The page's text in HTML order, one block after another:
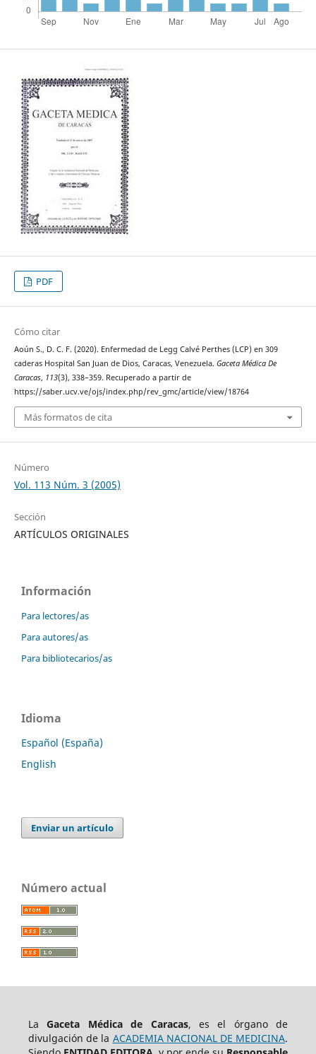
PDF
Cómo citar
Aoún S., D. C. F. (2020). Enfermedad de Legg Calvé Perthes (LCP) en 309
caderas Hospital San Juan de Dios, Caracas, Venezuela. Gaceta Médica De
Caracas, 113(3), 338–359. Recuperado a partir de
https://saber.ucv.ve/ojs/index.php/rev_gmc/article/view/18764
Más formatos de cita
Número
Vol. 113 Núm. 3 (2005)
Sección
ARTÍCULOS ORIGINALES
Información
Para lectores/as
Para autores/as
Para bibliotecarios/as
Idioma
Español (España)
English
Enviar un artículo
Número actual
LaGaceta Médica de Caracas, es el órgano de
divulgación de la ACADEMIA NACIONAL DE MEDICINA.